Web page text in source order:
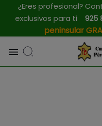
¿Eres profesional?
exclusivos para ti 925
peninsular
